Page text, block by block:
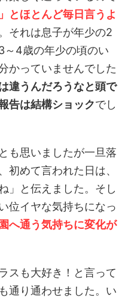
とほとんど毎日言うよ
それは息子が年少の2
～4歳の年少の頃のい
かっていませんでした
違うんだろうなと頭で
告は結構ショックでし
も思いましたが一旦落
初めて言われた日は、
」と伝えました。そし
位イヤな気持ちになっ
へ通う気持ちに変化が
スも大好き！と言って
通り通わせました。い